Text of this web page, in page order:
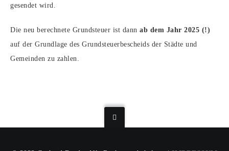
gesendet wird.
Die neu berechnete Grundsteuer ist dann ab dem Jahr 2025 (!)
auf der Grundlage des Grundsteuerbescheids der Städte und
Gemeinden zu zahlen.